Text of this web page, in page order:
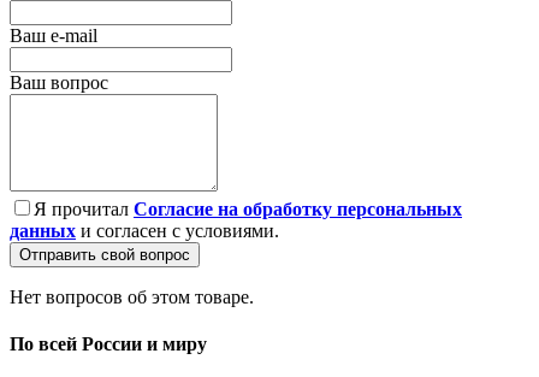
Ваш e-mail
Ваш вопрос
Я прочитал Согласие на обработку персональных
данных и согласен с условиями.
Отправить свой вопрос
Нет вопросов об этом товаре.
По всей России и миру